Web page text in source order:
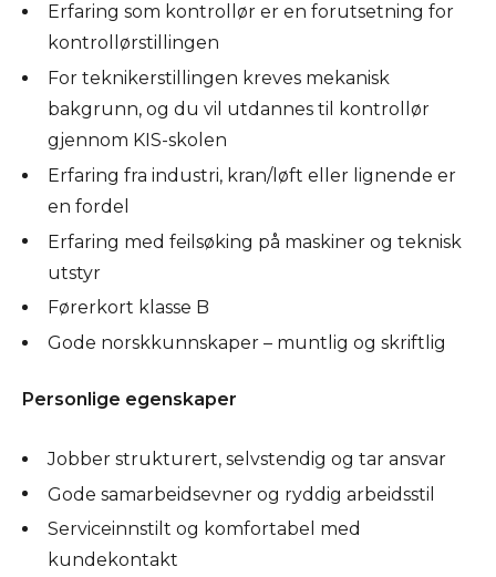
Erfaring som kontrollør er en forutsetning for
kontrollørstillingen
For teknikerstillingen kreves mekanisk
bakgrunn, og du vil utdannes til kontrollør
gjennom KIS-skolen
Erfaring fra industri, kran/løft eller lignende er
en fordel
Erfaring med feilsøking på maskiner og teknisk
utstyr
Førerkort klasse B
Gode norskkunnskaper – muntlig og skriftlig
Personlige egenskaper
Jobber strukturert, selvstendig og tar ansvar
Gode samarbeidsevner og ryddig arbeidsstil
Serviceinnstilt og komfortabel med
kundekontakt